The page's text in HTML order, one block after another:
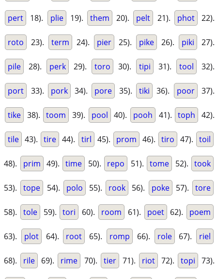
pert 18). plie 19). them 20). pelt 21). phot 22).
roto 23). term 24). pier 25). pike 26). piki 27).
pile 28). perk 29). toro 30). tipi 31). tool 32).
port 33). pork 34). pore 35). tiki 36). poor 37).
tike 38). toom 39). pool 40). pooh 41). toph 42).
tile 43). tire 44). tirl 45). prom 46). tiro 47). toil
48). prim 49). time 50). repo 51). tome 52). took
53). tope 54). polo 55). rook 56). poke 57). tore
58). tole 59). tori 60). room 61). poet 62). poem
63). plot 64). root 65). romp 66). role 67). riel
68). rile 69). rime 70). tier 71). riot 72). topi 73).